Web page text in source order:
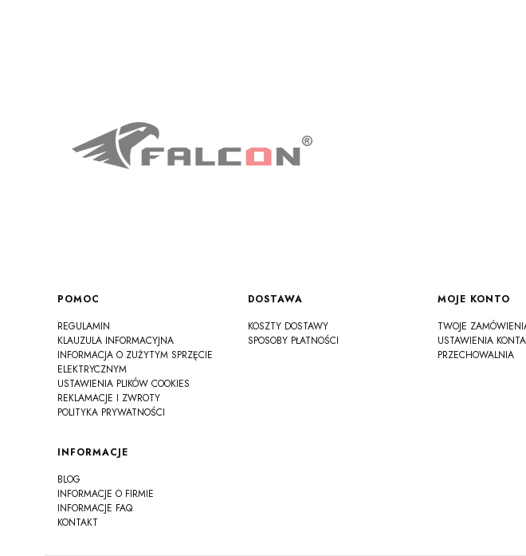
Linki w stopce
POMOC
REGULAMIN
KLAUZULA INFORMACYJNA
INFORMACJA O ZUŻYTYM SPRZĘCIE
ELEKTRYCZNYM
USTAWIENIA PLIKÓW COOKIES
REKLAMACJE I ZWROTY
POLITYKA PRYWATNOŚCI
DOSTAWA
KOSZTY DOSTAWY
SPOSOBY PŁATNOŚCI
MOJE KONTO
TWOJE
USTAWIENIA KONTA
PRZECHOWALNIA
INFORMACJE
BLOG
INFORMACJE O FIRMIE
INFORMACJE FAQ
KONTAKT